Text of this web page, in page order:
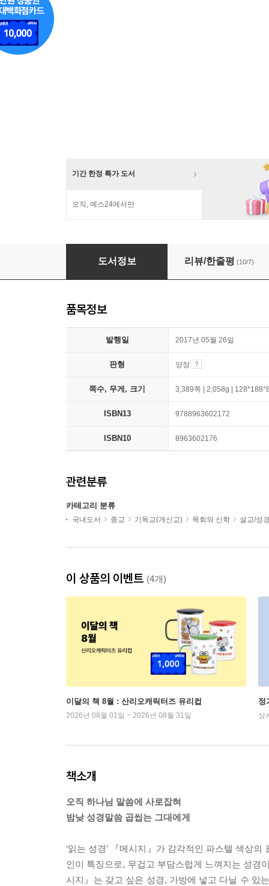
기간 한정 특가 도서
오직, 예스24에서만
메시지 파스텔 에디션 세트
도서정보 리뷰/한줄평 (10/7)
품목정보
발행일 2017년 05월 26일
판형 양장
쪽수, 무게, 크기 3,389쪽 | 2,058g |
ISBN13 9788963602172
ISBN10 8963602176
관련분류
카테고리 분류
국내도서 종교 기독교(개신교) 목회와 신학 설교/성
이 상품의 이벤트 (4개)
이달의 책 8월 : 산리오캐릭터즈 유리컵
2026년 08월 01일 ~ 2026년 08월 31일
정
상
책소개
오직 하나님 말씀에 사로잡혀
밤낮 성경말씀 곱씹는 그대에게
‘읽는 성경’ 『메시지』가 감각적인 파스텔 색상
인이 특징으로, 무겁고 부담스럽게 느껴지는 성경
시지』는 갖고 싶은 성경, 가방에 넣고 다닐 수 있